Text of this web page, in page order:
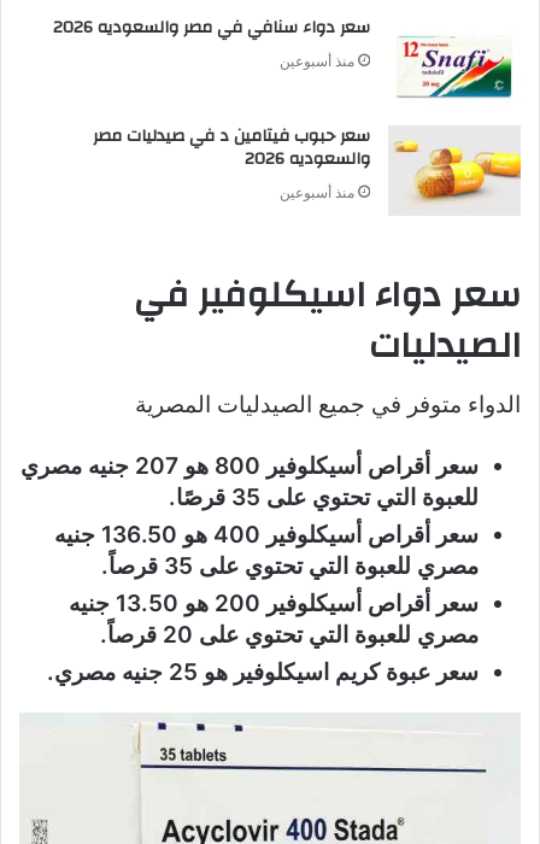
سعر دواء سنافي في مصر والسعوديه 2026
منذ أسبوعين
سعر حبوب فيتامين د في صيدليات مصر
والسعوديه 2026
منذ أسبوعين
سعر دواء اسيكلوفير في
الصيدليات
الدواء متوفر في جميع الصيدليات المصرية
سعر أقراص أسيكلوفير 800 هو 207 جنيه مصري
للعبوة التي تحتوي على 35 قرصًا.
سعر أقراص أسيكلوفير 400 هو 136.50 جنيه
مصري للعبوة التي تحتوي على 35 قرصاً.
سعر أقراص أسيكلوفير 200 هو 13.50 جنيه
مصري للعبوة التي تحتوي على 20 قرصاً.
سعر عبوة كريم اسيكلوفير هو 25 جنيه مصري.